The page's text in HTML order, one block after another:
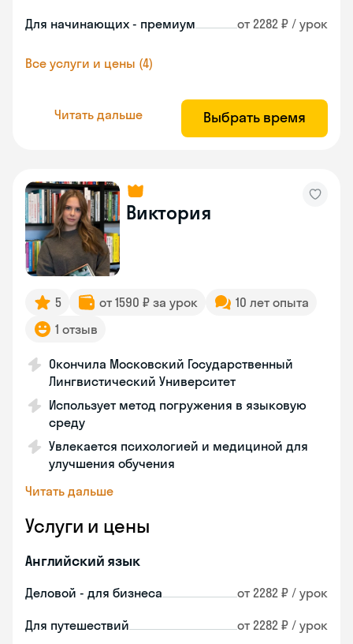
Для начинающих - премиум от 2282 ₽ / урок
Все услуги и цены (4)
Читать дальше Выбрать время
Виктория
5 от 1590 ₽ за урок
10 лет опыта
1 отзыв
Окончила Московский Государственный
Лингвистический Университет
Использует метод погружения в языковую
среду
Увлекается психологией и медициной для
улучшения обучения
Читать дальше
Услуги и цены
Английский язык
Деловой - для бизнеса от 2282 ₽ / урок
Для путешествий от 2282 ₽ / урок